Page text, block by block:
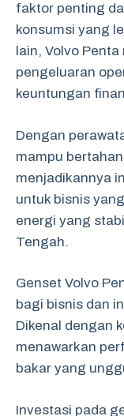
faktor penting
konsumsi yang
lain, Volvo
pengeluaran
keuntungan
Dengan
mampu
menjadikannya
untuk bisnis
energi yang
Tengah.
Genset Volvo
bagi bisnis dan
Dikenal dengan
menawarkan
bakar yang
Investasi pada